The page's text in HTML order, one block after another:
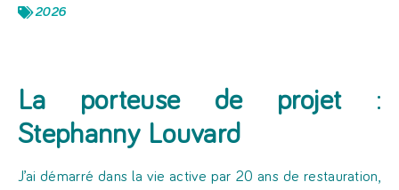
2026
La porteuse de projet :
Stephanny Louvard
J’ai démarré dans la vie active par 20 ans de restauration,